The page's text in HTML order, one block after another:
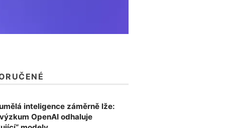
inteligence záměrně lže:
OpenAI odhaluje